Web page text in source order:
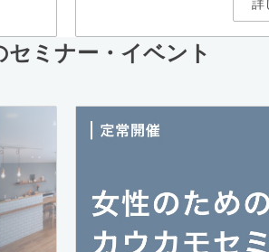
詳
セミナー・イベント